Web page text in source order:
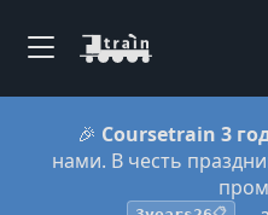
🎉 Coursetrain 3
нами. В честь